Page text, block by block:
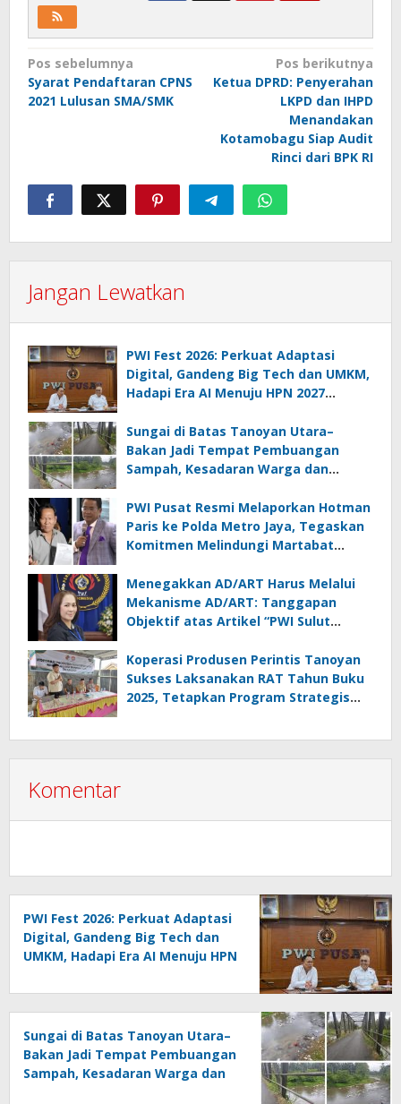
Navigasi
pos
Pos sebelumnya
Syarat Pendaftaran CPNS
2021 Lulusan SMA/SMK
Pos berikutnya
Ketua DPRD: Penyerahan
LKPD dan IHPD
Menandakan
Kotamobagu Siap Audit
Rinci dari BPK RI
Jangan Lewatkan
PWI Fest 2026: Perkuat Adaptasi
Digital, Gandeng Big Tech dan UMKM,
Hadapi Era AI Menuju HPN 2027
Sungai di Batas Tanoyan Utara–
Bakan Jadi Tempat Pembuangan
Sampah, Kesadaran Warga dan
PWI Pusat Resmi Melaporkan Hotman
Paris ke Polda Metro Jaya, Tegaskan
Komitmen Melindungi Martabat
Menegakkan AD/ART Harus Melalui
Mekanisme AD/ART: Tanggapan
Objektif atas Artikel “PWI Sulut
Melanggar Aturan”
Koperasi Produsen Perintis Tanoyan
Sukses Laksanakan RAT Tahun Buku
2025, Tetapkan Program Strategis
Komentar
PWI Fest 2026: Perkuat Adaptasi
Digital, Gandeng Big Tech dan
UMKM, Hadapi Era AI Menuju HPN
Sungai di Batas Tanoyan Utara–
Bakan Jadi Tempat Pembuangan
Sampah, Kesadaran Warga dan